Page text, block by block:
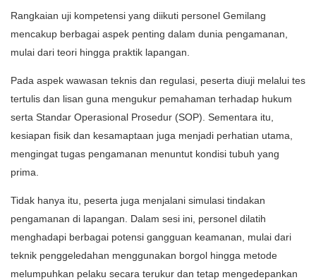
Rangkaian uji kompetensi yang diikuti personel Gemilang
mencakup berbagai aspek penting dalam dunia pengamanan,
mulai dari teori hingga praktik lapangan.
Pada aspek wawasan teknis dan regulasi, peserta diuji melalui tes
tertulis dan lisan guna mengukur pemahaman terhadap hukum
serta Standar Operasional Prosedur (SOP). Sementara itu,
kesiapan fisik dan kesamaptaan juga menjadi perhatian utama,
mengingat tugas pengamanan menuntut kondisi tubuh yang
prima.
Tidak hanya itu, peserta juga menjalani simulasi tindakan
pengamanan di lapangan. Dalam sesi ini, personel dilatih
menghadapi berbagai potensi gangguan keamanan, mulai dari
teknik penggeledahan menggunakan borgol hingga metode
melumpuhkan pelaku secara terukur dan tetap mengedepankan